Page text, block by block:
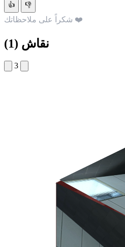
👍 👎
شكراً على ملاحظاتك ❤️
نقاش (1)
3